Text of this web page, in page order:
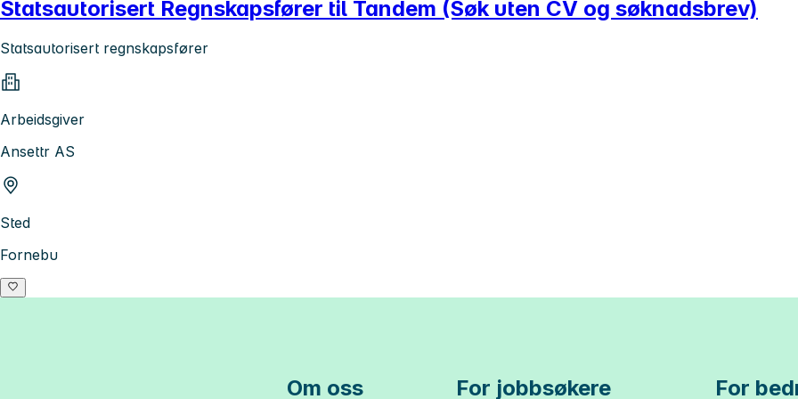
Statsautorisert Regnskapsfører til Tandem (Søk uten CV og søknadsbrev)
Statsautorisert regnskapsfører
Arbeidsgiver
Ansettr AS
Sted
Fornebu
Om oss For jobbsøkere For